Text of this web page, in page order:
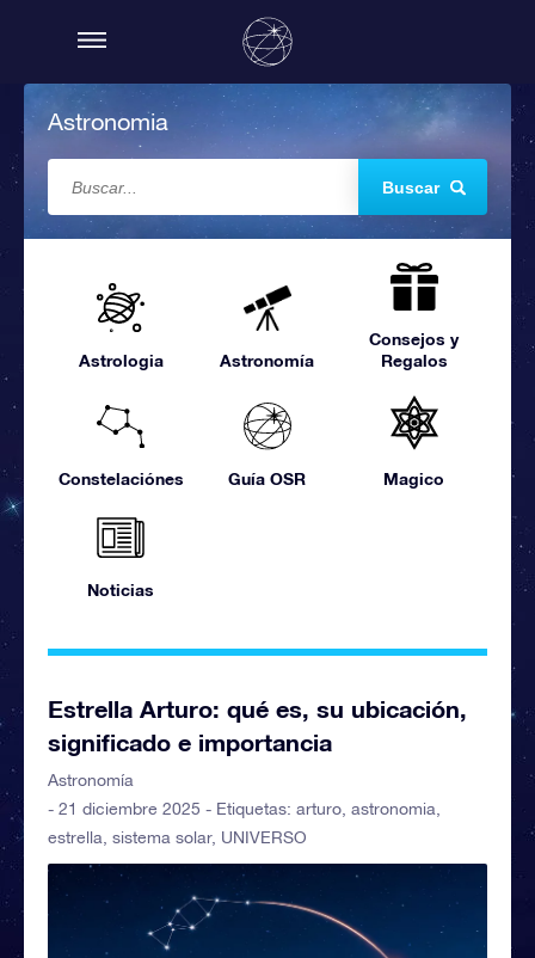
Astronomia
Buscar
Astrologia Astronomía
Consejos y
Regalos
Constelaciónes Guía OSR Magico
Noticias
Estrella Arturo: qué es, su ubicación,
significado e importancia
Astronomía
- 21 diciembre 2025 - Etiquetas: arturo, astronomia,
estrella, sistema solar, UNIVERSO